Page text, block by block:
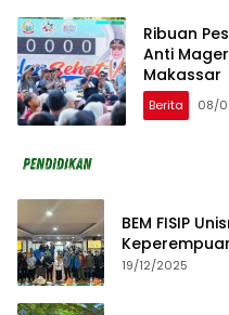
Ribuan
Anti
Makassar
Berita 08/
BEM FISIP
dan Budaya
19/12/2025